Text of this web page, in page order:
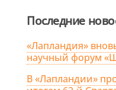
Последние
«Лапландия»
научный форум
В «Лапландии»